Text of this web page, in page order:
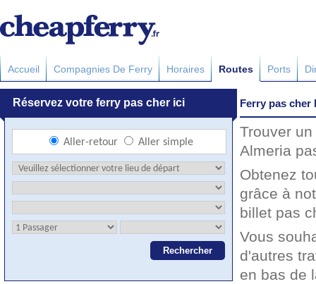
Accueil Compagnies De Ferry Horaires Routes Ports
Ferry pas cher
Trouver
Almeria
Obtenez
grâce à
billet pas
Vous
d'autres
en bas de